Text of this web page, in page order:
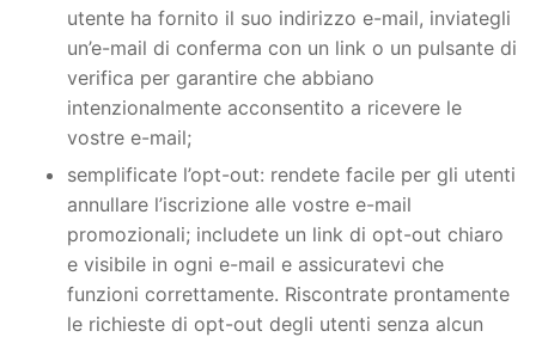
utente ha fornito il suo indirizzo e-mail, inviategli
un’e-mail di conferma con un link o un pulsante di
verifica per garantire che abbiano
intenzionalmente acconsentito a ricevere le
vostre e-mail;
semplificate l’opt-out: rendete facile per gli utenti
annullare l’iscrizione alle vostre e-mail
promozionali; includete un link di opt-out chiaro
e visibile in ogni e-mail e assicuratevi che
funzioni correttamente. Riscontrate prontamente
le richieste di opt-out degli utenti senza alcun